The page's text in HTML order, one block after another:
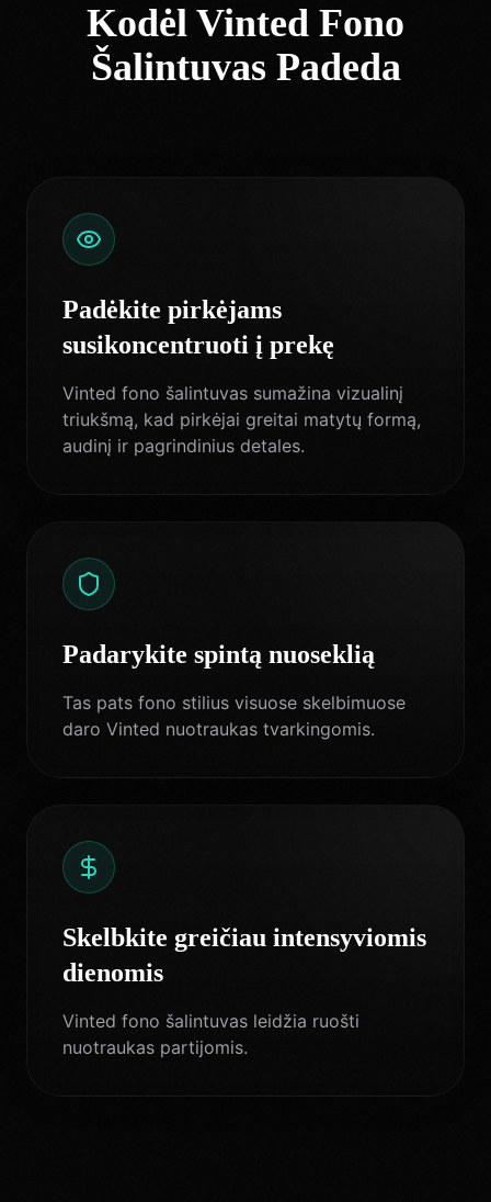
Kodėl Vinted Fono
Šalintuvas Padeda
Padėkite pirkėjams
susikoncentruoti į prekę
Vinted fono šalintuvas sumažina vizualinį
triukšmą, kad pirkėjai greitai matytų formą,
audinį ir pagrindinius detales.
Padarykite spintą nuoseklią
Tas pats fono stilius visuose skelbimuose
daro Vinted nuotraukas tvarkingomis.
Skelbkite greičiau intensyviomis
dienomis
Vinted fono šalintuvas leidžia ruošti
nuotraukas partijomis.